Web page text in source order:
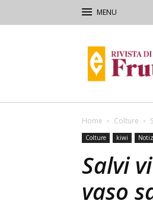
di
Frutticoltura
Home Colture
Colture kiwi
Salvi
vaso